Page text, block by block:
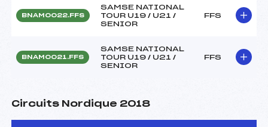
BNAM0022.FFS
SAMSE NATIONAL
TOUR U19 / U21 /
SENIOR
FFS
BNAM0021.FFS
SAMSE NATIONAL
TOUR U19 / U21 /
SENIOR
FFS
Circuits Nordique 2018